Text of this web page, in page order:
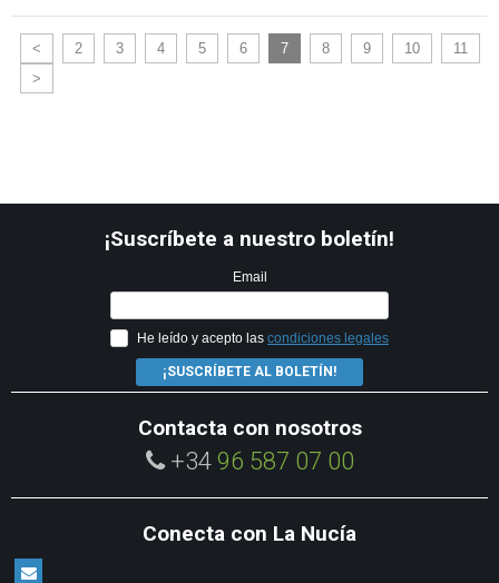
< 2 3 4 5 6 7 8 9 10
11
>
¡Suscríbete a nuestro boletín!
Email
He leído y acepto las condiciones legales
¡SUSCRÍBETE AL BOLETÍN!
Contacta con nosotros
+34 96 587 07 00
Conecta con La Nucía